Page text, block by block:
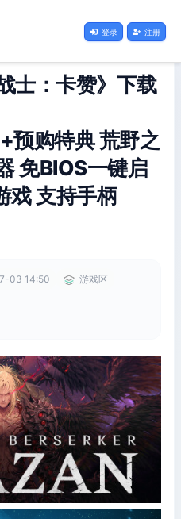
登录 注册
士：卡赞》下载
购特典 荒野之
免BIOS一键启
戏 支持手柄
03 14:50
游戏区